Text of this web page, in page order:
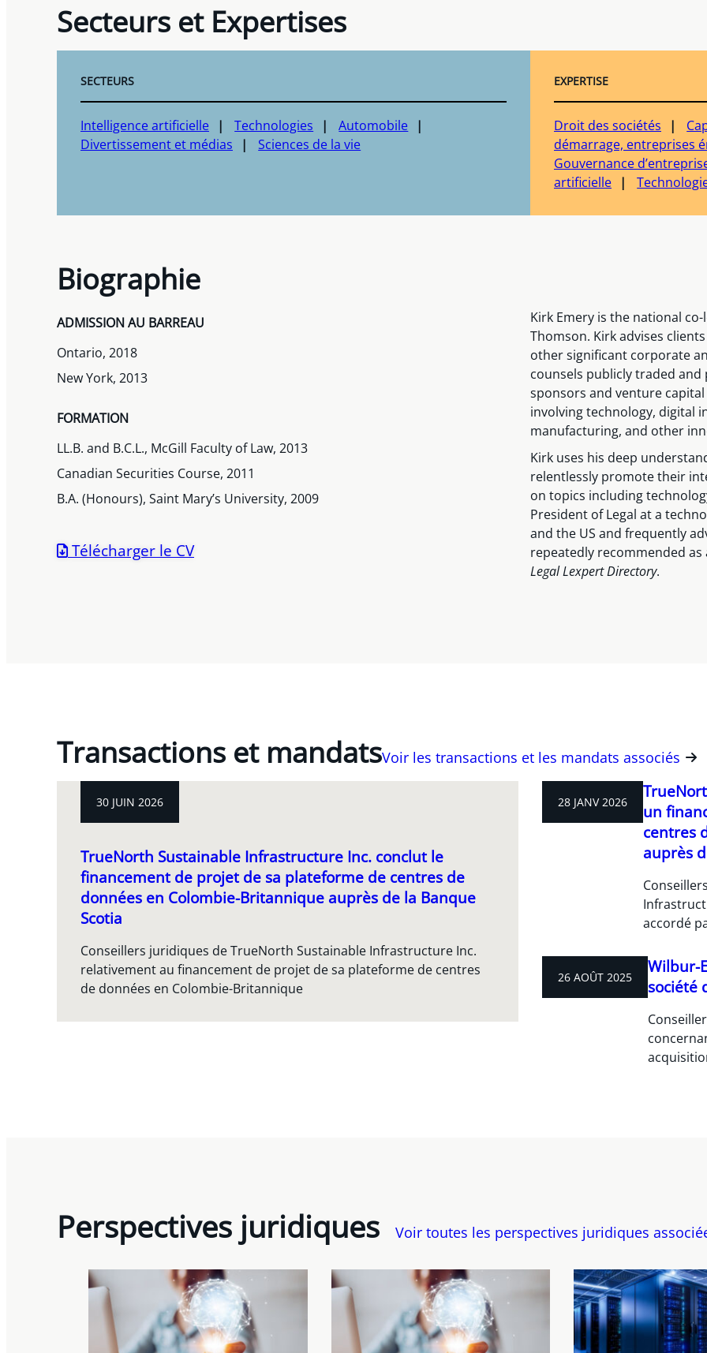
Secteurs et Expertises
SECTEURS
Intelligence artificielle Technologies
Automobile
Divertissement et médias
Sciences de la vie
EXPERTISE
Droit des sociétés
démarrage, entreprises
Gouvernance
artificielle
Biographie
ADMISSION AU BARREAU
Ontario, 2018
New York, 2013
FORMATION
LL.B. and B.C.L., McGill Faculty of Law, 2013
Canadian Securities Course, 2011
B.A. (Honours), Saint Mary’s University, 2009
Télécharger le CV
Kirk Emery is the national
Thomson. Kirk advises
other significant corporate
counsels publicly traded
sponsors and venture
involving technology, digital
manufacturing, and other
Kirk uses his deep
relentlessly promote their
on topics including
President of Legal at a
and the US and frequently
repeatedly recommended
Legal Lexpert Directory.
Transactions et mandatsVoir les transactions et les mandats associés
30 JUIN 2026
TrueNorth Sustainable Infrastructure Inc. conclut le
financement de projet de sa plateforme de centres de
données en Colombie-Britannique auprès de la Banque
Scotia
Conseillers juridiques de TrueNorth Sustainable Infrastructure Inc.
relativement au financement de projet de sa plateforme de centres
de données en Colombie-Britannique
28 JANV 2026
un
centres
auprès
accordé
26 AOÛT 2025
Wilbur-
société
Perspectives juridiques Voir toutes les perspectives juridiques